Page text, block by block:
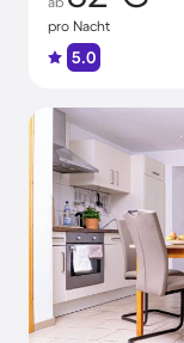
pro Nacht
5.0